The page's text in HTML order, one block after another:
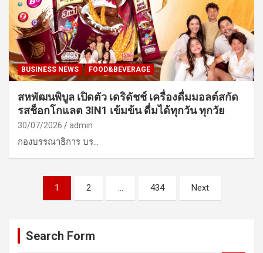
BUSINESS NEWS FOOD&BEVERAGE
สหพัฒนพิบูล เปิดตัว เดริดัชช์ เครื่องดื่มมอลต์สกัด
รสช็อกโกแลต 3IN1 เข้มข้น ดื่มได้ทุกวัน ทุกวัย
30/07/2026 admin
กองบรรณาธิการ บร…
pagination
1 2 … 434 Next
Search Form